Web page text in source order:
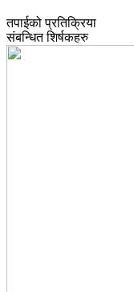
तपाईको प्रतिक्रिया
संबन्धित शिर्षकहरु